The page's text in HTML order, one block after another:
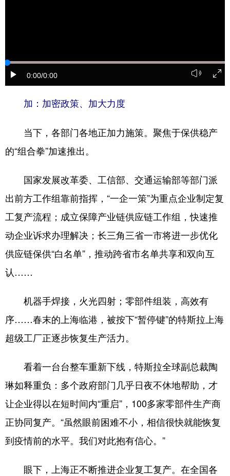
浙江 江西
河南
四川 贵州 云南 西藏
新疆 内蒙古 黑龙江
多语种频道
0:00/0:00
加：加密政策、加大力度
当下，各部门各地正加力施策。聚焦于保供稳产
的“组合拳”加速推出。
国家发展改革委、工信部、交通运输部等部门派
出前方工作组靠前指挥，“一企一策”为重点企业制定复
工复产流程；成立保障产业链供应链工作组，快速推
动企业诉求办理解决；长三角三省一市将进一步优化
供应链保供“白名单”，推动跨省市名单共享和双向互
认……
机器手焊接，火光四射；零部件组装，高效有
序……春末的上海临港，被按下“暂停键”的特斯拉上海
超级工厂正逐步恢复生产活力。
看着一台台整车重新下线，特斯拉全球副总裁陶
琳如释重负：多个政府部门几乎日夜不休地帮助，才
让企业得以在短时间内“重启”，100多家零部件生产商
正协同复产。“虽然眼前困难不小，相信很快就能恢复
到疫情前的水平。我们对此抱有信心。”
眼下，上海正不断推进企业复工复产。在全国各